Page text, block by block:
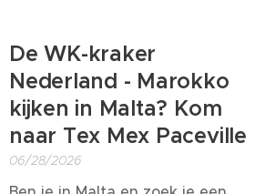
De WK-kraker
Nederland - Marokko
kijken in Malta? Kom
naar Tex Mex Paceville
06/28/2026